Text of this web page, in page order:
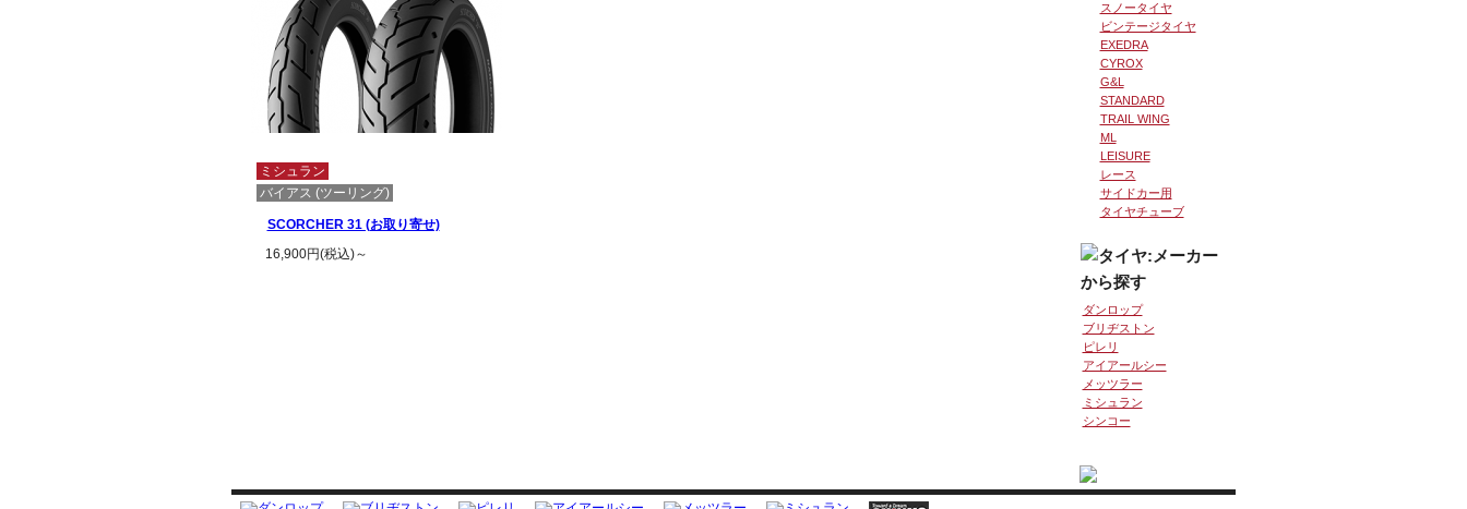
ミシュラン
バイアス (ツーリング)
SCORCHER 31 (お取り寄せ)
16,900円(税込)～
スノータイヤ
ビンテージタイヤ
EXEDRA
CYROX
G&L
STANDARD
TRAIL WING
ML
LEISURE
レース
サイドカー用
タイヤチューブ
ダンロップ
ブリヂストン
ピレリ
アイアールシー
メッツラー
ミシュラン
シンコー